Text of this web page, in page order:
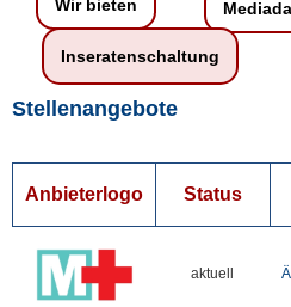
Wir bieten
Inseratenschaltung
Stellenangebote
Anbieterlogo Status
aktuell